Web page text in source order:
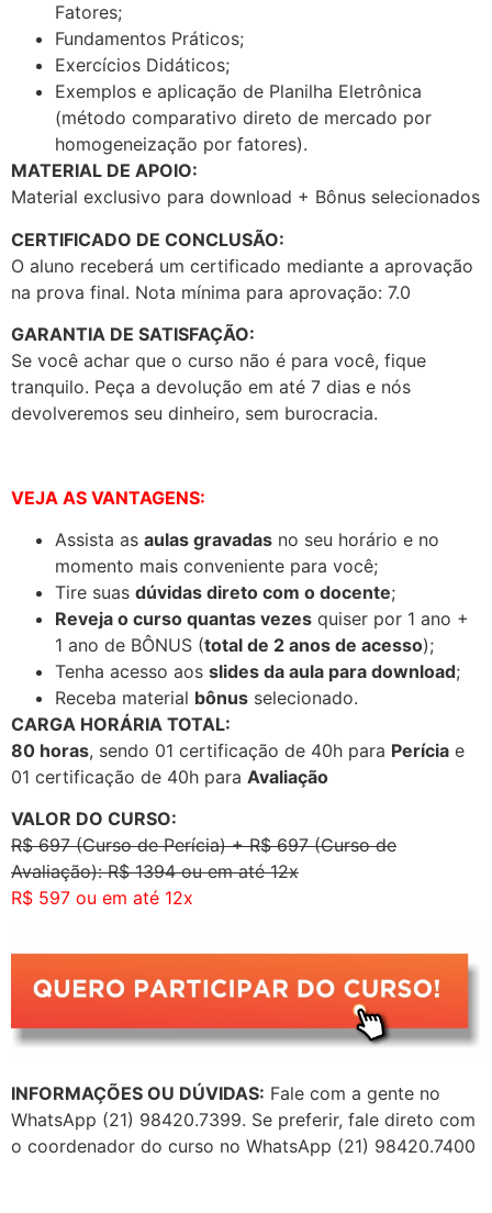
Fatores;
Fundamentos Práticos;
Exercícios Didáticos;
Exemplos e aplicação de Planilha Eletrônica
(método comparativo direto de mercado por
homogeneização por fatores).
MATERIAL DE APOIO:
Material exclusivo para download + Bônus selecionados
CERTIFICADO DE CONCLUSÃO:
O aluno receberá um certificado mediante a aprovação
na prova final. Nota mínima para aprovação: 7.0
GARANTIA DE SATISFAÇÃO:
Se você achar que o curso não é para você, fique
tranquilo. Peça a devolução em até 7 dias e nós
devolveremos seu dinheiro, sem burocracia.
VEJA AS VANTAGENS:
Assista as aulas gravadas no seu horário e no
momento mais conveniente para você;
Tire suas dúvidas direto com o docente;
Reveja o curso quantas vezes quiser por 1 ano +
1 ano de BÔNUS (total de 2 anos de acesso);
Tenha acesso aos slides da aula para download;
Receba material bônus selecionado.
CARGA HORÁRIA TOTAL:
80 horas, sendo 01 certificação de 40h para Perícia e
01 certificação de 40h para Avaliação
VALOR DO CURSO:
R$ 697 (Curso de Perícia) + R$ 697 (Curso de
Avaliação): R$ 1394 ou em até 12x
R$ 597 ou em até 12x
INFORMAÇÕES OU DÚVIDAS: Fale com a gente no
WhatsApp (21) 98420.7399. Se preferir, fale direto com
o coordenador do curso no WhatsApp (21) 98420.7400